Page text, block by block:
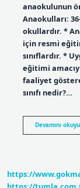
anaokulunun
Anaokulları:
okullardır. *
için resmi
sınıflardır. *
eğitimi
faaliyet
sınıfı nedir?…
Devamını
https://